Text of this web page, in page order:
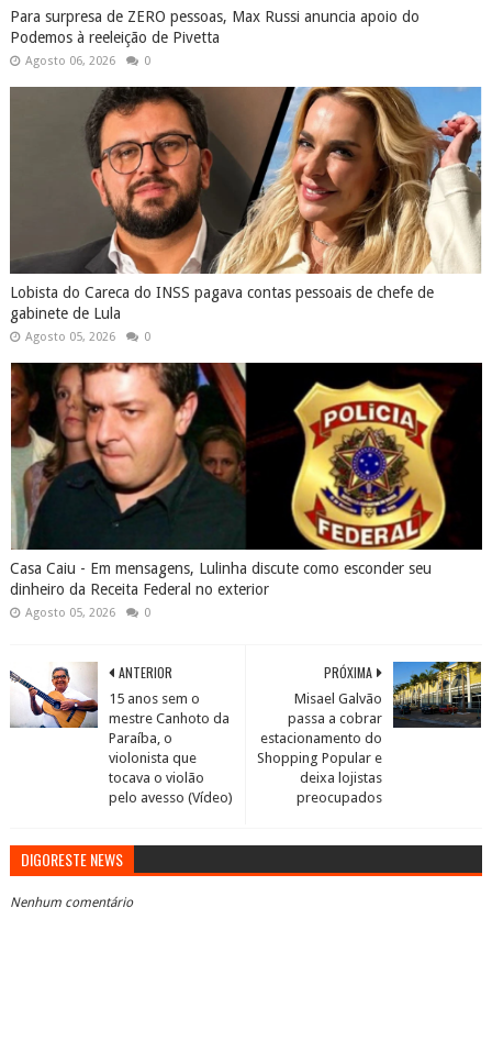
Para surpresa de ZERO pessoas, Max Russi anuncia apoio do
Podemos à reeleição de Pivetta
Agosto 06, 2026 0
Lobista do Careca do INSS pagava contas pessoais de chefe de
gabinete de Lula
Agosto 05, 2026 0
Casa Caiu - Em mensagens, Lulinha discute como esconder seu
dinheiro da Receita Federal no exterior
Agosto 05, 2026 0
PRÓXIMA
Misael Galvão
passa a cobrar
estacionamento do
Shopping Popular e
deixa lojistas
preocupados
ANTERIOR
15 anos sem o
mestre Canhoto da
Paraíba, o
violonista que
tocava o violão
pelo avesso (Vídeo)
DIGORESTE NEWS
Nenhum comentário